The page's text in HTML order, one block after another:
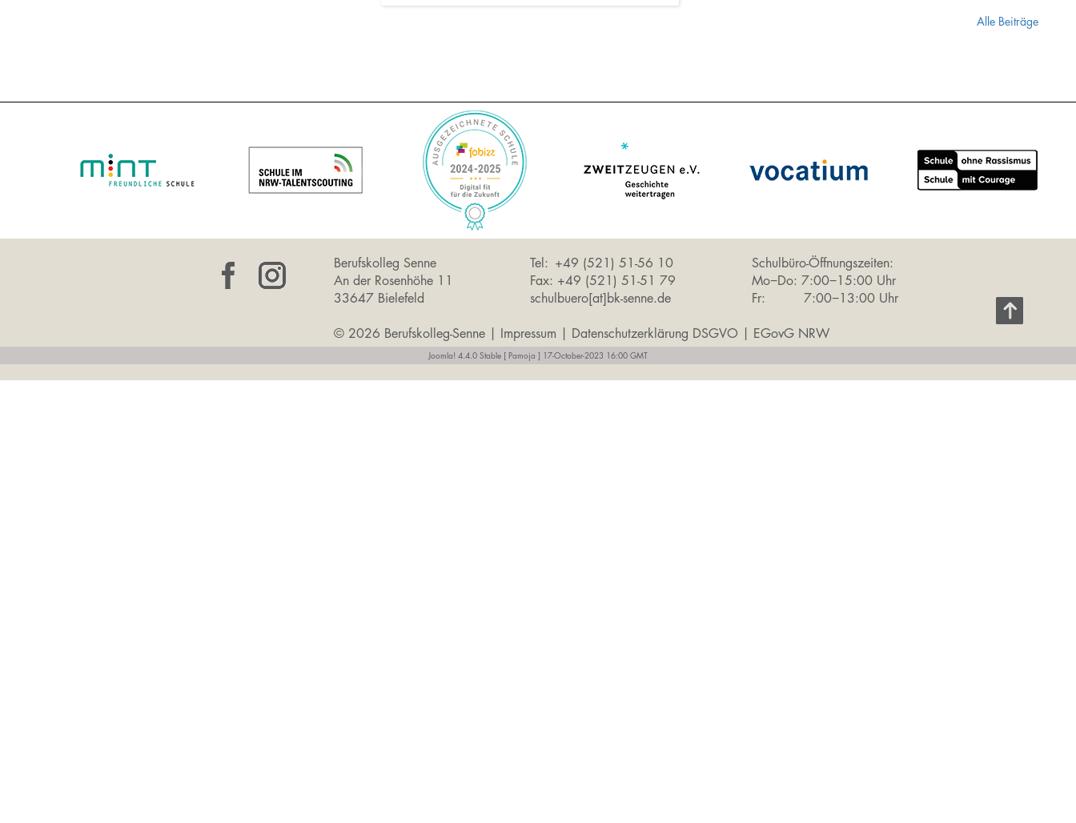
Alle Beiträge
Berufskolleg Senne
An der Rosenhöhe 11
33647 Bielefeld
Tel: +49 (521) 51-56 10
Fax: +49 (521) 51-51 79
schulbuero[at]bk-senne.de
Schulbüro-Öffnungszeiten:
Mo−Do: 7:00−15:00 Uhr
Fr: 7:00−13:00 Uhr
© 2026 Berufskolleg-Senne | Impressum | Datenschutzerklärung DSGVO | EGovG NRW
Joomla! 4.4.0 Stable [ Pamoja ] 17-October-2023 16:00 GMT